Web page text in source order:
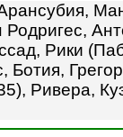
Родригес,
Рики
Ботия,
Ривера,